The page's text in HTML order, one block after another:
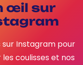
œil sur
sur Instagram pour
coulisses et nos